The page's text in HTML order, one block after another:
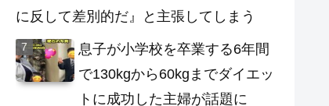
に反して差別的だ』と主張してしまう
息子が小学校を卒業する6年間
で130kgから60kgまでダイエッ
トに成功した主婦が話題に